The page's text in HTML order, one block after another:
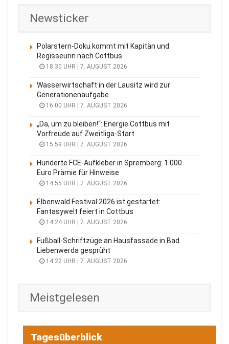
Newsticker
Polarstern-Doku kommt mit Kapitän und
Regisseurin nach Cottbus
18:30 UHR | 7. AUGUST 2026
Wasserwirtschaft in der Lausitz wird zur
Generationenaufgabe
16:00 UHR | 7. AUGUST 2026
„Da, um zu bleiben!“: Energie Cottbus mit
Vorfreude auf Zweitliga-Start
15:59 UHR | 7. AUGUST 2026
Hunderte FCE-Aufkleber in Spremberg: 1.000
Euro Prämie für Hinweise
14:55 UHR | 7. AUGUST 2026
Elbenwald Festival 2026 ist gestartet:
Fantasywelt feiert in Cottbus
14:24 UHR | 7. AUGUST 2026
Fußball-Schriftzüge an Hausfassade in Bad
Liebenwerda gesprüht
14:22 UHR | 7. AUGUST 2026
Meistgelesen
Tagesüberblick